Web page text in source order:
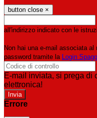
button close ×
all'indirizzo indicato con le
Non hai una e-mail associata
password tramite la Login
E-mail inviata, si prega di
elettronica!
Errore